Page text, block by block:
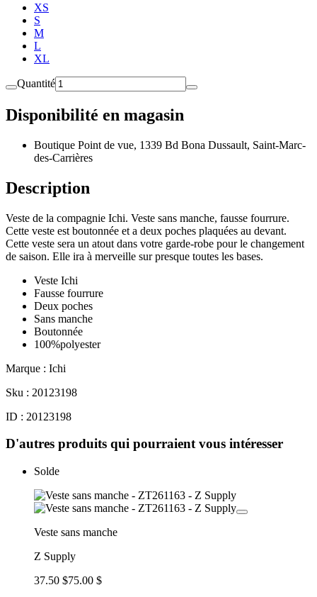
XS
S
M
L
XL
Quantité
Disponibilité en magasin
Boutique Point de vue, 1339 Bd Bona Dussault, Saint-Marc-
des-Carrières
Description
Veste de la compagnie Ichi. Veste sans manche, fausse fourrure.
Cette veste est boutonnée et a deux poches plaquées au devant.
Cette veste sera un atout dans votre garde-robe pour le changement
de saison. Elle ira à merveille sur presque toutes les bases.
Veste Ichi
Fausse fourrure
Deux poches
Sans manche
Boutonnée
100%polyester
Marque : Ichi
Sku : 20123198
ID : 20123198
D'autres produits qui pourraient vous intéresser
Solde
Veste sans manche
Z Supply
37.50 $75.00 $